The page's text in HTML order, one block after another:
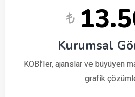
₺
Kurumsal
KOBİ’ler, ajanslar ve büyüyen
grafik